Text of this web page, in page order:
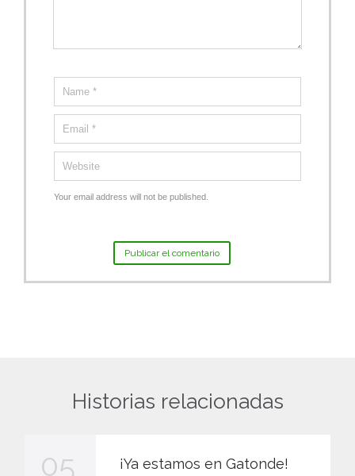
Your email address will not be published.
Historias relacionadas
05 ¡Ya estamos en Gatonde!